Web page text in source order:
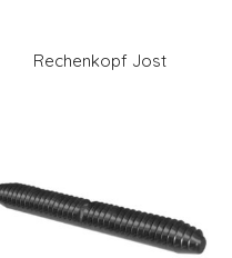
Rechenkopf Jost